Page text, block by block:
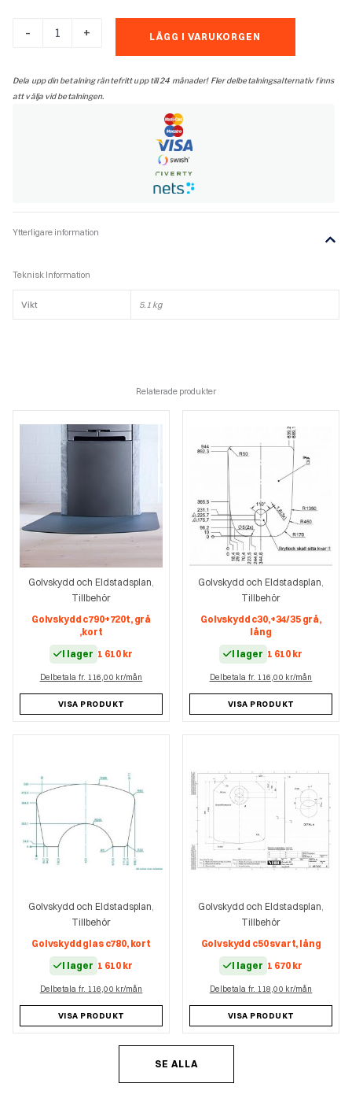
-
Golvskydd
c790+720t,
mängd
+ LÄGG I VARUKORGEN
Dela upp din betalning räntefritt upp till 24 månader! Fler delbetalningsalternativ finns
att välja vid betalningen.
Ytterligare information
Teknisk Information
Vikt 5.1 kg
Relaterade produkter
Golvskydd och Eldstadsplan
Tillbehör
Golvskydd c790+720t, grå
,kort
I lager 1 610 kr
Delbetala fr. 116,00 kr/mån
VISA PRODUKT
Golvskydd och Eldstadsplan
Tillbehör
Golvskydd c30,+34/35 grå,
lång
I lager 1 610 kr
Delbetala fr. 116,00 kr/mån
VISA PRODUKT
Golvskydd och Eldstadsplan
Tillbehör
Golvskydd glas c780, kort
I lager 1 610 kr
Delbetala fr. 116,00 kr/mån
VISA PRODUKT
Golvskydd och Eldstadsplan
Tillbehör
Golvskydd c50 svart, lång
I lager 1 670 kr
Delbetala fr. 118,00 kr/mån
VISA PRODUKT
SE ALLA